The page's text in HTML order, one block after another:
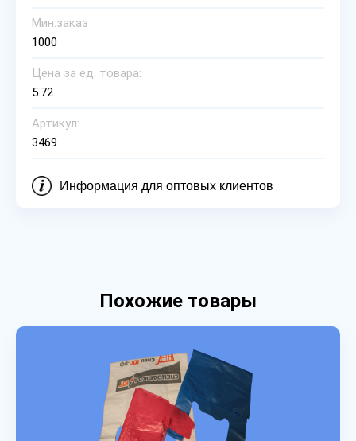
Мин.заказ
1000
Цена за ед. товара:
5.72
Артикул:
3469
Информация для оптовых клиентов
Похожие товары